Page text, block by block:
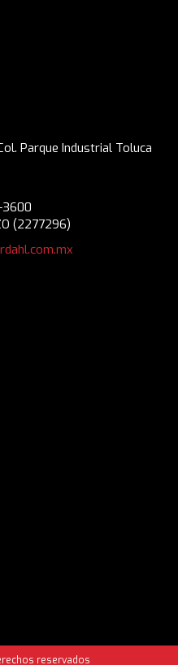
Parque Industrial Toluca
(2277296)
reservados